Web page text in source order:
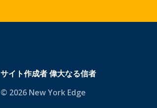
サイト作成者偉大なる信者
© 2026 New York Edge